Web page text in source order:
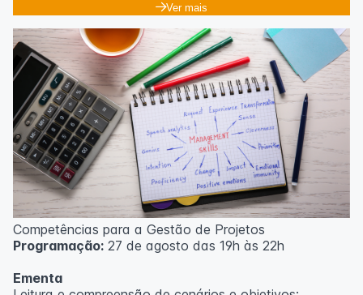
Ver mais
Competências para a Gestão de Projetos
Programação: 27 de agosto das 19h às 22h
Ementa